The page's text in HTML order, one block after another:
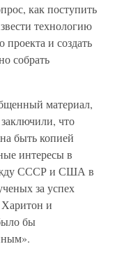
как поступить
технологию
проекта и создать
собрать
материал,
что
быть копией
интересы в
СССР и США в
за успех
и
бы